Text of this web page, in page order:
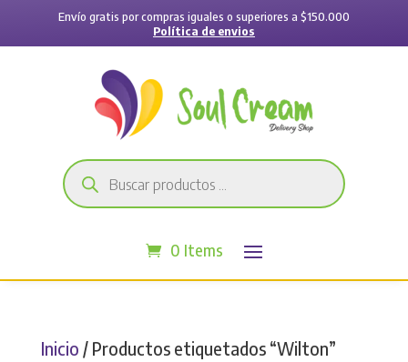
Envío gratis por compras iguales o superiores a $150.000
Política de envios
Búsqueda
de
productos
0 Items
Inicio / Productos etiquetados “Wilton”